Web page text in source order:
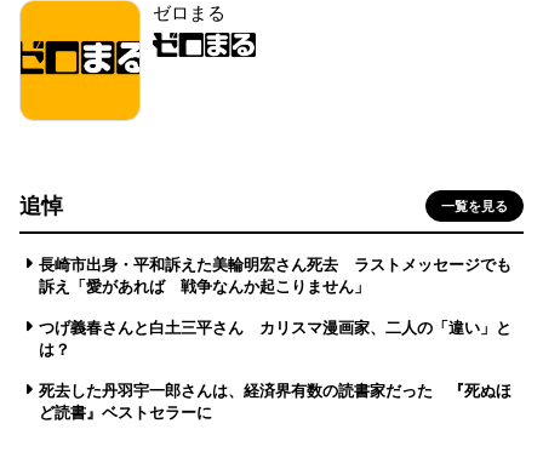
ゼロまる
追悼 一覧を見る
長崎市出身・平和訴えた美輪明宏さん死去 ラストメッセージでも
訴え「愛があれば 戦争なんか起こりません」
つげ義春さんと白土三平さん カリスマ漫画家、二人の「違い」と
は？
死去した丹羽宇一郎さんは、経済界有数の読書家だった 『死ぬほ
ど読書』ベストセラーに